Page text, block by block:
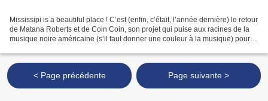
Mississipi is a beautiful place ! C’est (enfin, c’était, l’année dernière) le retour
de Matana Roberts et de Coin Coin, son projet qui puise aux racines de la
musique noire américaine (s’il faut donner une couleur à la musique) pour
< Page précédente Page suivante >